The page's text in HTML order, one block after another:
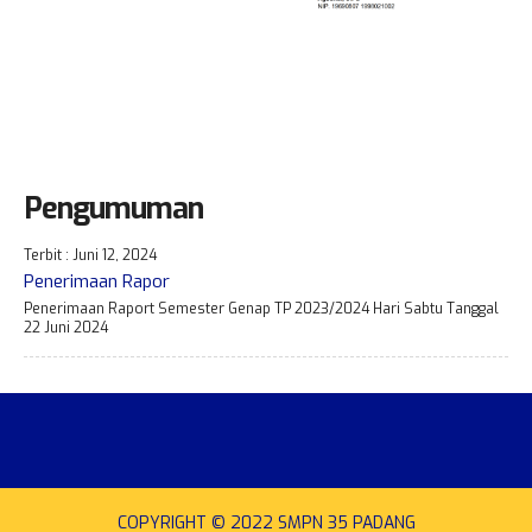
Pengumuman
Terbit : Juni 12, 2024
Penerimaan Rapor
Penerimaan Raport Semester Genap TP 2023/2024 Hari Sabtu Tanggal
22 Juni 2024
COPYRIGHT © 2022 SMPN 35 PADANG